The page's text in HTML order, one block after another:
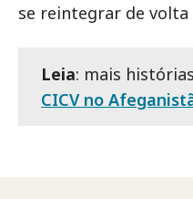
se reintegrar de volta
Leia: mais
CICV no